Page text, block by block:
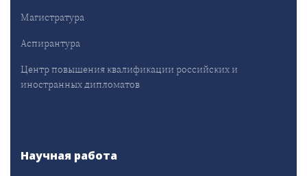
Магистратура
Аспирантура
Центр повышения квалификации российских и
иностранных дипломатов
Научная работа